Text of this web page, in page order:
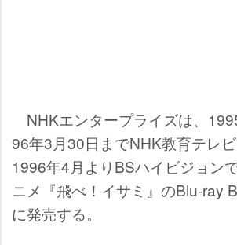
NHKエンタープライズは、
96年3月30日までNHK教育テレビ
1996年4月よりBSハイビジョン
ニメ『飛べ！イサミ』のBlu-ray
に発売する。